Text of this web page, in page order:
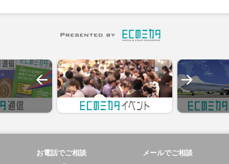
お電話でご相談 メールでご相談